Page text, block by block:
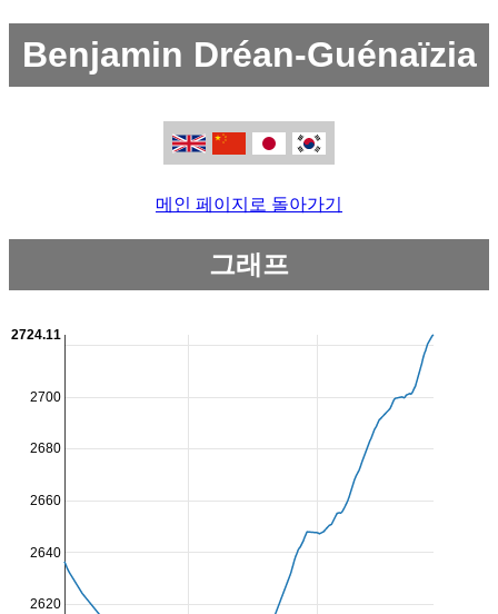
Benjamin Dréan-Guénaïzia
메인 페이지로 돌아가기
그래프
2620
2640
2660
2680
2700
2724.11